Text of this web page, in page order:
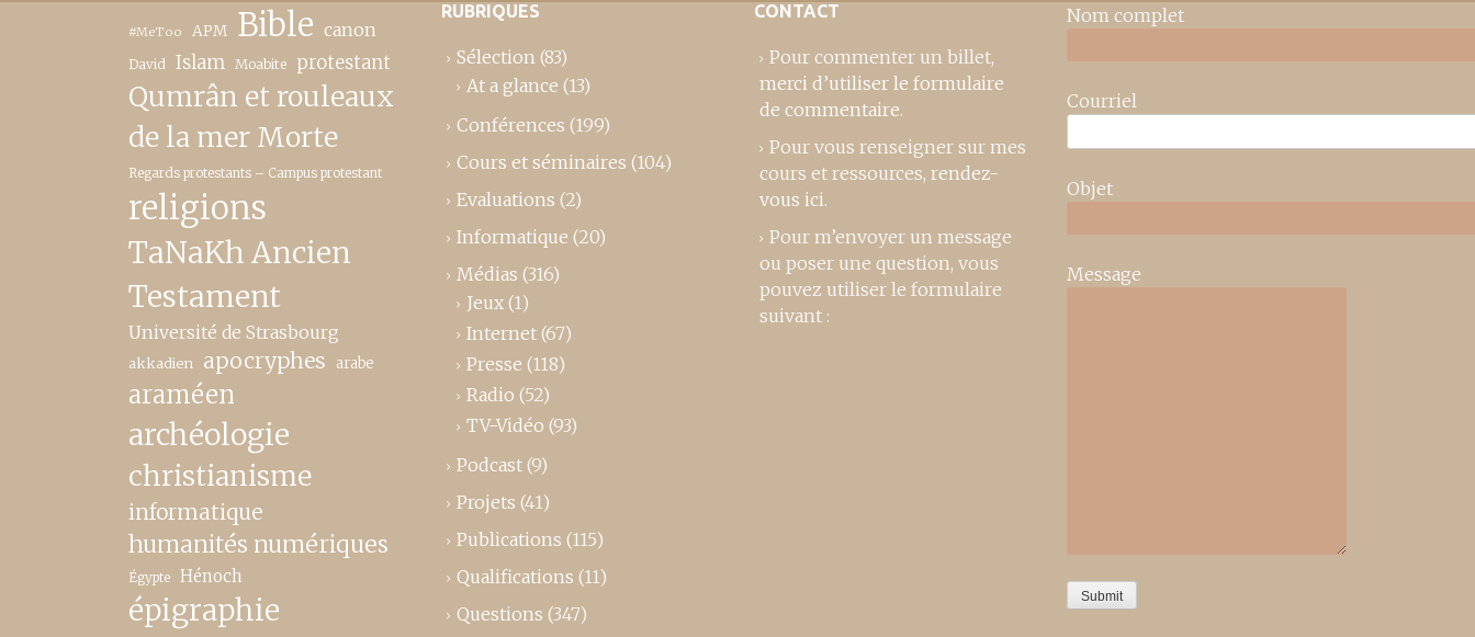
#MeToo APM Bible canon
David Islam Moabite protestant
Qumrân et rouleaux
de la mer Morte
Regards protestants – Campus protestant
religions
TaNaKh Ancien
Testament
Université de Strasbourg
akkadien apocryphes arabe
araméen
archéologie
christianisme
informatique
humanités numériques
Égypte Hénoch
épigraphie
RUBRIQUES
Sélection (83)
At a glance (13)
Conférences (199)
Cours et séminaires (104)
Evaluations (2)
Informatique (20)
Médias (316)
Jeux (1)
Internet (67)
Presse (118)
Radio (52)
TV-Vidéo (93)
Podcast (9)
Projets (41)
Publications (115)
Qualifications (11)
Questions (347)
CONTACT
Pour commenter un billet,
merci d’utiliser le formulaire
de commentaire.
Pour vous renseigner sur mes
cours et ressources, rendez-
vous ici.
Pour m’envoyer un message
ou poser une question, vous
pouvez utiliser le formulaire
suivant :
Nom complet
Courriel
Objet
Message